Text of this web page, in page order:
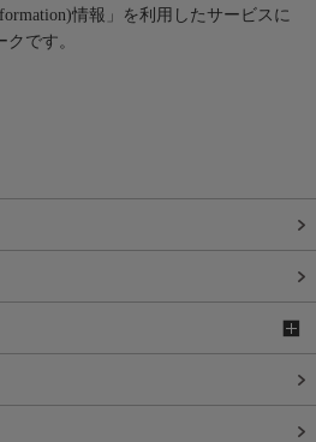
情報」を利用したサービスに
です。